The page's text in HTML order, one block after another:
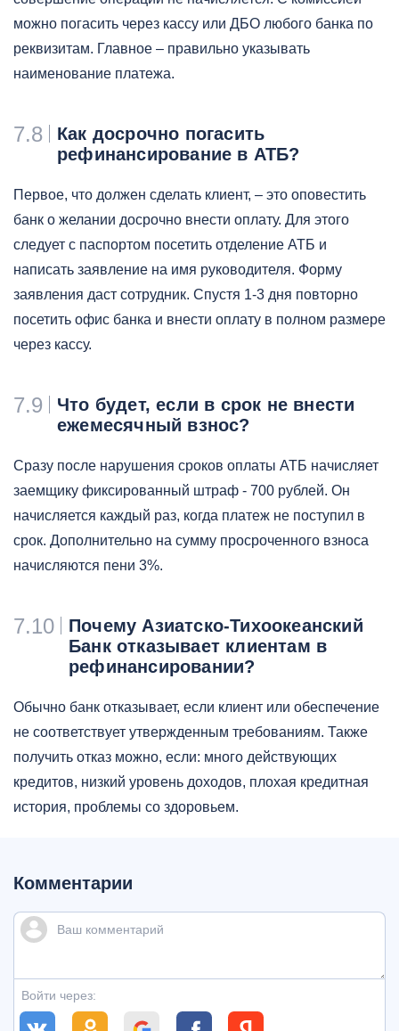
можно погасить через кассу или ДБО любого банка по
реквизитам. Главное – правильно указывать
наименование платежа.
7.8
Как досрочно погасить
рефинансирование в АТБ?
Первое, что должен сделать клиент, – это оповестить
банк о желании досрочно внести оплату. Для этого
следует с паспортом посетить отделение АТБ и
написать заявление на имя руководителя. Форму
заявления даст сотрудник. Спустя 1-3 дня повторно
посетить офис банка и внести оплату в полном размере
через кассу.
7.9
Что будет, если в срок не внести
ежемесячный взнос?
Сразу после нарушения сроков оплаты АТБ начисляет
заемщику фиксированный штраф - 700 рублей. Он
начисляется каждый раз, когда платеж не поступил в
срок. Дополнительно на сумму просроченного взноса
начисляются пени 3%.
7.10
Почему Азиатско-Тихоокеанский
Банк отказывает клиентам в
рефинансировании?
Обычно банк отказывает, если клиент или обеспечение
не соответствует утвержденным требованиям. Также
получить отказ можно, если: много действующих
кредитов, низкий уровень доходов, плохая кредитная
история, проблемы со здоровьем.
Комментарии
Войти через: